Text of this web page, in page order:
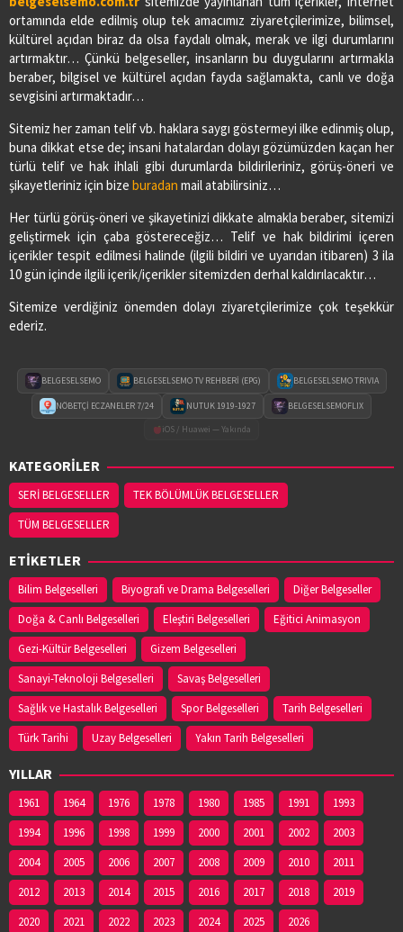
ortamında elde edilmiş olup tek amacımız ziyaretçilerimize, bilimsel,
kültürel açıdan biraz da olsa faydalı olmak, merak ve ilgi durumlarını
artırmaktır… Çünkü belgeseller, insanların bu duygularını artırmakla
beraber, bilgisel ve kültürel açıdan fayda sağlamakta, canlı ve doğa
sevgisini artırmaktadır…
Sitemiz her zaman telif vb. haklara saygı göstermeyi ilke edinmiş olup,
buna dikkat etse de; insani hatalardan dolayı gözümüzden kaçan her
türlü telif ve hak ihlali gibi durumlarda bildirileriniz, görüş-öneri ve
şikayetleriniz için bize buradan mail atabilirsiniz…
Her türlü görüş-öneri ve şikayetinizi dikkate almakla beraber, sitemizi
geliştirmek için çaba göstereceğiz… Telif ve hak bildirimi içeren
içerikler tespit edilmesi halinde (ilgili bildiri ve uyarıdan itibaren) 3 ila
10 gün içinde ilgili içerik/içerikler sitemizden derhal kaldırılacaktır…
Sitemize verdiğiniz önemden dolayı ziyaretçilerimize çok teşekkür
ederiz.
BELGESELSEMO BELGESELSEMO TV REHBERİ (EPG) BELGESELSEMO TRIVIA
NÖBETÇİ ECZANELER 7/24 NUTUK 1919-1927
BELGESELSEMOFLIX
iOS / Huawei — Yakında
KATEGORİLER
SERİ BELGESELLER
TEK BÖLÜMLÜK BELGESELLER
TÜM BELGESELLER
ETİKETLER
Bilim Belgeselleri Biyografi ve Drama Belgeselleri
Diğer Belgeseller
Doğa & Canlı Belgeselleri
Eleştiri Belgeselleri
Eğitici Animasyon
Gezi-Kültür Belgeselleri
Gizem Belgeselleri
Sanayi-Teknoloji Belgeselleri
Savaş Belgeselleri
Sağlık ve Hastalık Belgeselleri
Spor Belgeselleri
Tarih Belgeselleri
Türk Tarihi
Uzay Belgeselleri Yakın Tarih Belgeselleri
YILLAR
1961 1964 1976 1978 1980 1985 1991
1993
1994
1996 1998 1999 2000 2001 2002
2003
2004
2005 2006 2007 2008 2009 2010
2011
2012
2013 2014 2015 2016 2017 2018
2019
2020
2021 2022 2023 2024 2025 2026